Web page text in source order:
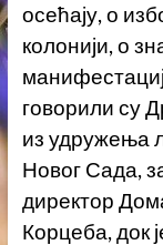
осећају, о
колонији, о
говорили су
из удружења
Новог Сада,
директор
Корцеба, док